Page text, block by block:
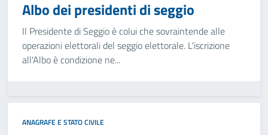
Albo dei presidenti di seggio
Il Presidente di Seggio è colui che sovraintende alle
operazioni elettorali del seggio elettorale. L'iscrizione
all'Albo è condizione ne...
ANAGRAFE E STATO CIVILE